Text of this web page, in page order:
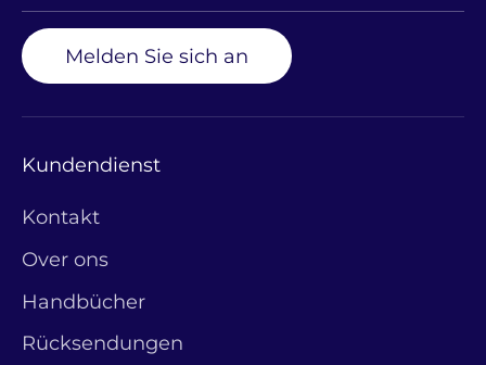
Melden Sie sich an
Kundendienst
Kontakt
Over ons
Handbücher
Rücksendungen